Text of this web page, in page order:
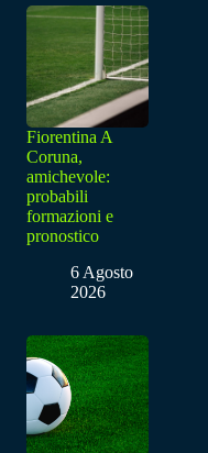
Fiorentina A
Coruna,
amichevole:
probabili
formazioni e
pronostico
6 Agosto
2026